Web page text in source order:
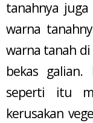
tanahnya
warna
warna tanah
bekas galian.
seperti itu
kerusakan